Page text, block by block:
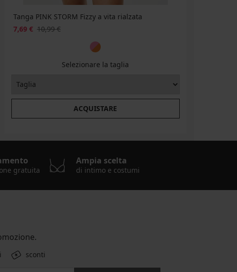
Tanga PINK STORM Fizzy a vita rialzata
7,69 € 10,99 €
Selezionare la taglia
ACQUISTARE
gratuita
Ampia scelta
di intimo e costumi
sconti